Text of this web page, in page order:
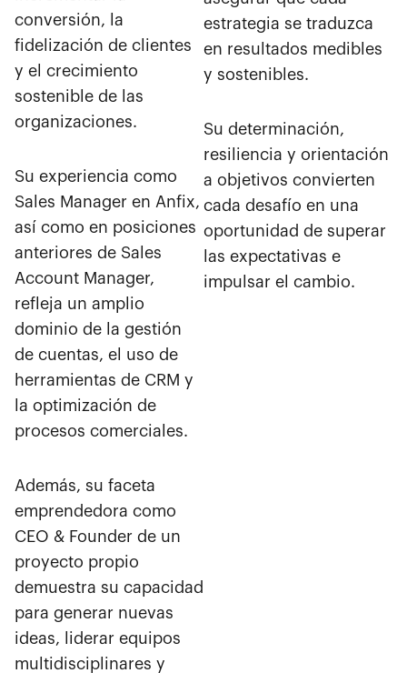
conversión, la
fidelización de clientes
y el crecimiento
sostenible de las
organizaciones.
Su experiencia como
Sales Manager en Anfix,
así como en posiciones
anteriores de Sales
Account Manager,
refleja un amplio
dominio de la gestión
de cuentas, el uso de
herramientas de CRM y
la optimización de
procesos comerciales.
Además, su faceta
emprendedora como
CEO & Founder de un
proyecto propio
demuestra su capacidad
para generar nuevas
ideas, liderar equipos
multidisciplinares y
estrategia se traduzca
en resultados medibles
y sostenibles.
Su determinación,
resiliencia y orientación
a objetivos convierten
cada desafío en una
oportunidad de superar
las expectativas e
impulsar el cambio.